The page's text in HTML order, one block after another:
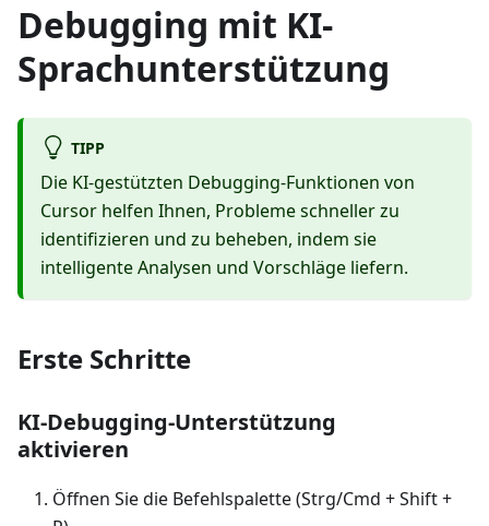
Debugging mit KI-
Sprachunterstützung
TIPP
Die KI-gestützten Debugging-Funktionen von
Cursor helfen Ihnen, Probleme schneller zu
identifizieren und zu beheben, indem sie
intelligente Analysen und Vorschläge liefern.
Erste Schritte
KI-Debugging-Unterstützung
aktivieren
Öffnen Sie die Befehlspalette (Strg/Cmd + Shift +